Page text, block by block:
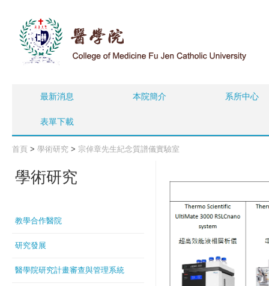
最新消息 本院簡介 系所中心
表單下載
首頁 > 學術研究 > 宗倬章先生紀念質譜儀實驗室
學術研究
教學合作醫院
研究發展
醫學院研究計畫審查與管理系統